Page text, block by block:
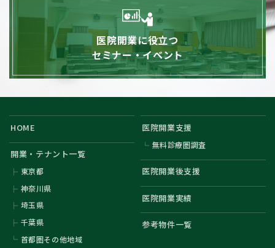
医院開業に役立つ
セミナー・イベント
HOME
開業・テナント一覧
東京都
神奈川県
埼玉県
千葉県
首都圏その他地域
医院開業支援
無料診療圏調査
医院開業後支援
医院開業実績
参考物件一覧